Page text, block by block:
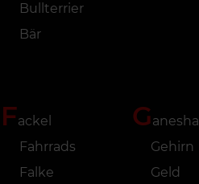
Bullterrier
Bär
Fackel
Fahrrads
Falke
Ganesha
Gehirn
Geld